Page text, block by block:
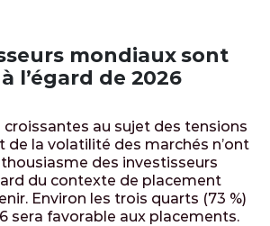
mondiaux sont
l’égard de 2026
croissantes au sujet des tensions
la volatilité des marchés n’ont
des investisseurs
du contexte de placement
Environ les trois quarts (73 %)
sera favorable aux placements.